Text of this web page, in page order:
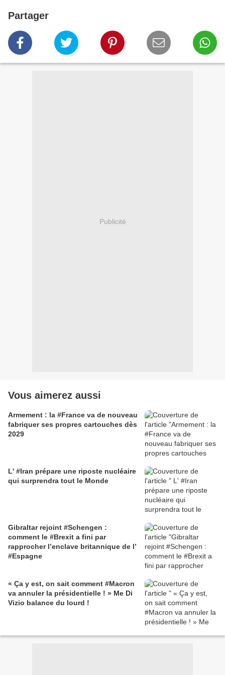
Partager
Publicité
Vous aimerez aussi
Armement : la #France va de nouveau
fabriquer ses propres cartouches dès
2029
L' #Iran prépare une riposte nucléaire
qui surprendra tout le Monde
Gibraltar rejoint #Schengen :
comment le #Brexit a fini par
rapprocher l’enclave britannique de l’
#Espagne
« Ça y est, on sait comment #Macron
va annuler la présidentielle ! » Me Di
Vizio balance du lourd !